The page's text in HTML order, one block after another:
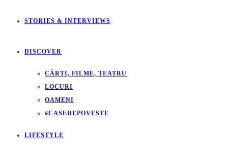
STORIES & INTERVIEWS
DISCOVER
CĂRTI, FILME, TEATRU
LOCURI
OAMENI
#CASEDEPOVESTE
LIFESTYLE